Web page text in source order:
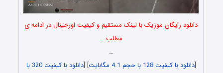
دانلود رایگان موزیک با لینک مستقیم و کیفیت اورجینال در ادامه ی
مطلب …
…
[دانلود با کیفیت 128 با حجم 4.1 مگابایت ] [
دانلود با کیفیت 320 با